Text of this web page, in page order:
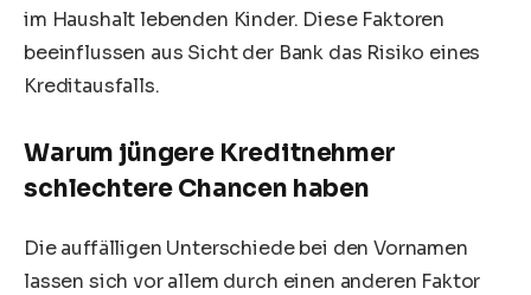
im Haushalt lebenden Kinder. Diese Faktoren
beeinflussen aus Sicht der Bank das Risiko eines
Kreditausfalls.
Warum jüngere Kreditnehmer
schlechtere Chancen haben
Die auffälligen Unterschiede bei den Vornamen
lassen sich vor allem durch einen anderen Faktor